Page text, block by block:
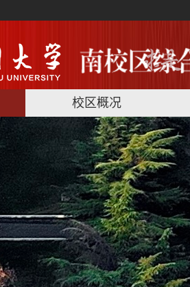
校区概况